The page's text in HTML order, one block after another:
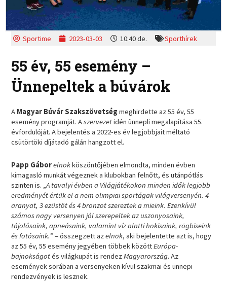
Sportime 2023-03-03 10:40 de. Sporthírek
55 év, 55 esemény –
Ünnepeltek a búvárok
A Magyar Búvár Szakszövetség meghirdette az 55 év, 55
esemény programját. Aszervezetidén ünnepli megalapítása 55.
évfordulóját. A bejelentés a 2022-es év legjobbjait méltató
csütörtöki díjátadó gálán hangzott el.
Papp Gáborelnökköszöntőjében elmondta, minden évben
kimagasló munkát végeznek a klubokban felnőtt, és utánpótlás
szinten is. „A tavalyi évben a Világjátékokon minden idők legjobb
eredményét értük el a nem olimpiai sportágak világversenyén. 4
aranyat, 3 ezüstöt és 4 bronzot szereztek a mieink. Ezenkívül
számos nagy versenyen jól szerepeltek az uszonyosaink,
tájolósaink, apneásaink, valamint víz alatti hokisaink, rögbiseink
és fotósaink.” – összegzett azelnök, aki bejelentette azt is, hogy
az 55 év, 55 esemény jegyében többek közöttEurópa-
bajnokságotés világkupát is rendezMagyarország. Az
események sorában a versenyeken kívül szakmai és ünnepi
rendezvények is lesznek.